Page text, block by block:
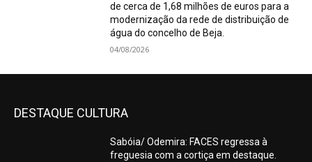
de cerca de 1,68 milhões de euros para a
modernização da rede de distribuição de
água do concelho de Beja.
04/08/2026
DESTAQUE CULTURA
Sabóia/ Odemira: FACES regressa à
freguesia com a cortiça em destaque.